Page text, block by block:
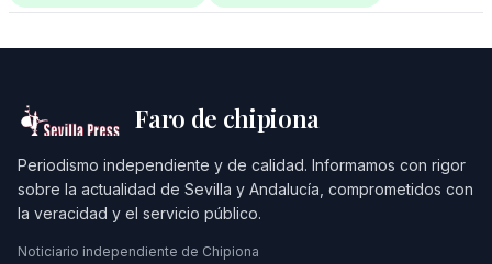
Faro de chipiona
Periodismo independiente y de calidad. Informamos con rigor
sobre la actualidad de Sevilla y Andalucía, comprometidos con
la veracidad y el servicio público.
Noticiario independiente de Chipiona